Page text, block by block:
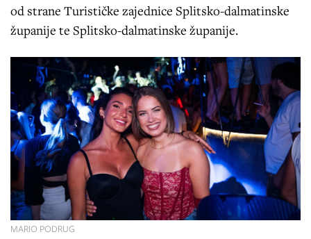
od strane Turističke zajednice Splitsko-dalmatinske
županije te Splitsko-dalmatinske županije.
MARIO PODRUG